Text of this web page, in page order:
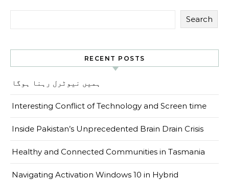
Search
RECENT POSTS
ہمیں نیوٹرل رہنا ہوگا
Interesting Conflict of Technology and Screen time
Inside Pakistan’s Unprecedented Brain Drain Crisis
Healthy and Connected Communities in Tasmania
Navigating Activation Windows 10 in Hybrid